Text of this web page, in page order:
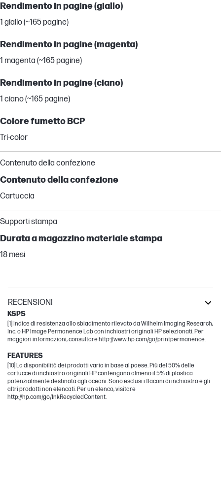
Rendimento in pagine (giallo)
1 giallo (~165 pagine)
Rendimento in pagine (magenta)
1 magenta (~165 pagine)
Rendimento in pagine (ciano)
1 ciano (~165 pagine)
Colore fumetto BCP
Tri-color
Contenuto della confezione
Contenuto della confezione
Cartuccia
Supporti stampa
Durata a magazzino materiale stampa
18 mesi
RECENSIONI
KSPS
[1] Indice di resistenza allo sbiadimento rilevato da Wilhelm Imaging Research,
Inc. o HP Image Permanence Lab con inchiostri originali HP selezionati. Per
maggiori informazioni, consultare http://www.hp.com/go/printpermanence.
FEATURES
[10] La disponibilità dei prodotti varia in base al paese. Più del 50% delle
cartucce di inchiostro originali HP contengono almeno il 5% di plastica
potenzialmente destinata agli oceani. Sono esclusi i flaconi di inchiostro e gli
altri prodotti non elencati. Per un elenco, visitare
http://hp.com/go/InkRecycledContent.